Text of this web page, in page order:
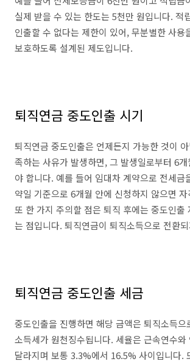
실제 받을 수 있는 한도는 5천만 원입니다. 적
인출할 수 없다는 제한이 있어, 무분별한 사용
보호하도록 설계된 제도입니다.
퇴직연금 중도인출 시기
퇴직연금 중도인출은 언제든지 가능한 것이
족하는 사유가 발생하면, 그 발생일로부터 6
야 합니다. 예를 들어 임대차 계약으로 전세금
약일 기준으로 6개월 안에 신청하지 않으면
또 한 가지 주의할 점은 퇴직 후에는 중도인출
는 점입니다. 퇴직연금이 퇴직소득으로 전환
퇴직연금 중도인출 세금
중도인출을 진행하면 해당 금액은 퇴직소득으
소득세가 원천징수됩니다. 세율은 근속연수와
달라지며 보통 3.3%에서 16.5% 사이입니다.